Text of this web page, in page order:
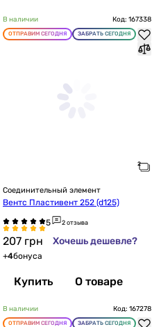
В наличии Код: 167338
ОТПРАВИМ СЕГОДНЯ ЗАБРАТЬ СЕГОДНЯ
Соединительный элемент
Вентс Пластивент 252 (d125)
2 отзыва
207 грн Хочешь дешевле?
+4бонуса
Купить О товаре
В наличии Код: 167278
ОТПРАВИМ СЕГОДНЯ ЗАБРАТЬ СЕГОДНЯ